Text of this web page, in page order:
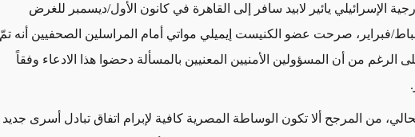
الإسرائيلي يائير لابيد سافر
إلى القاهرة في كانون الأول/ديسمبر للغرض
فبراير، صرحت عضو الكنيست إيميلي مواتي أمام المراسلين الصحفيين أنه تمّ
الرغم من أن المسؤولين الأمنيين المعنيين بالمسألة دحضوا هذا الادعاء وفقاً
من المرجح ألا تكون الوساطة المصرية كافية لإبرام اتفاق تبادل أسرى جديد